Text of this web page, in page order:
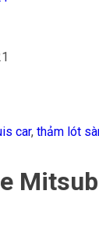
car, thảm lót